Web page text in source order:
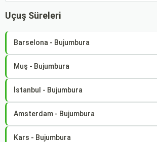
Uçuş Süreleri
Barselona - Bujumbura
Muş - Bujumbura
İstanbul - Bujumbura
Amsterdam - Bujumbura
Kars - Bujumbura